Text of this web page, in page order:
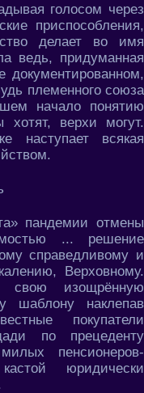
голосом через
приспособления,
делает во имя
ведь, придуманная
племенного союза
начало понятию
хотят, верхи могут.
наступает всякая
пандемии отмены
... решение
справедливому и
Верховному.
свою изощрённую
шаблону наклепав
покупатели
по прецеденту
пенсионеров-
юридически